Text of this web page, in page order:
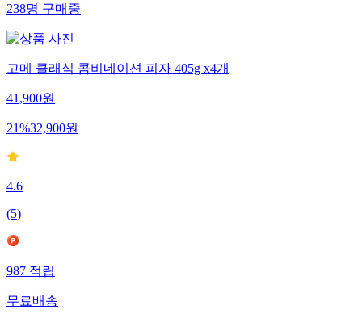
238명 구매중
고메 클래식 콤비네이션 피자 405g x4개
41,900원
21%32,900원
4.6
(5)
987 적립
무료배송